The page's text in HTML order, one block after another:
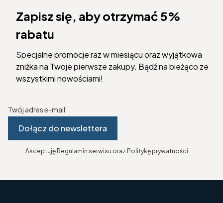
Zapisz się, aby otrzymać 5%
rabatu
Specjalne promocje raz w miesiącu oraz wyjątkowa
zniżka na Twoje pierwsze zakupy. Bądź na bieżąco ze
wszystkimi nowościami!
Twój adres e-mail
Dołącz do newslettera
Akceptuję Regulamin serwisu oraz Politykę prywatności.